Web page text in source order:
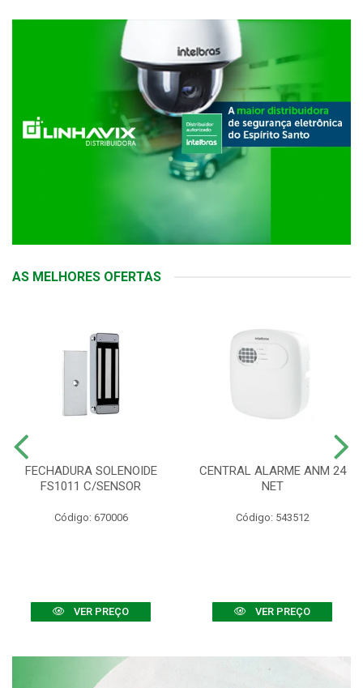
AS MELHORES OFERTAS
FECHADURA SOLENOIDE
FS1011 C/SENSOR
Código: 670006
VER PREÇO
CENTRAL ALARME ANM 24
NET
Código: 543512
VER PREÇO